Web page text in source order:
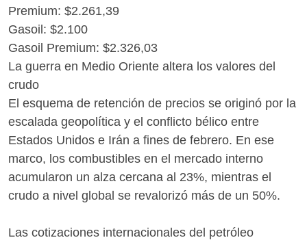
Premium: $2.261,39
Gasoil: $2.100
Gasoil Premium: $2.326,03
La guerra en Medio Oriente altera los valores del
crudo
El esquema de retención de precios se originó por la
escalada geopolítica y el conflicto bélico entre
Estados Unidos e Irán a fines de febrero. En ese
marco, los combustibles en el mercado interno
acumularon un alza cercana al 23%, mientras el
crudo a nivel global se revalorizó más de un 50%.
Las cotizaciones internacionales del petróleo